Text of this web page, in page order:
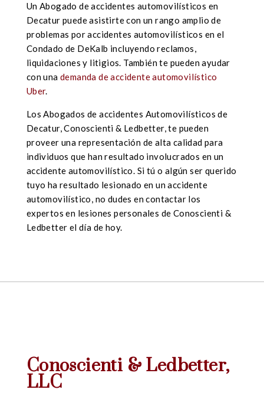
Un Abogado de accidentes automovilísticos en
Decatur puede asistirte con un rango amplio de
problemas por accidentes automovilísticos en el
Condado de DeKalb incluyendo reclamos,
liquidaciones y litigios. También te pueden ayudar
con una demanda de accidente automovilístico
Uber.
Los Abogados de accidentes Automovilísticos de
Decatur, Conoscienti & Ledbetter, te pueden
proveer una representación de alta calidad para
individuos que han resultado involucrados en un
accidente automovilístico. Si tú o algún ser querido
tuyo ha resultado lesionado en un accidente
automovilístico, no dudes en contactar los
expertos en lesiones personales de Conoscienti &
Ledbetter el día de hoy.
Conoscienti & Ledbetter,
LLC